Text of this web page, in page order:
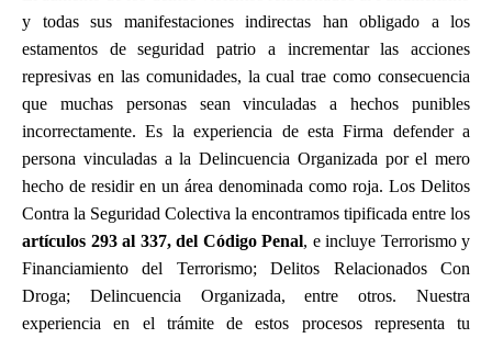
y todas sus manifestaciones indirectas han obligado a los
estamentos de seguridad patrio a incrementar las acciones
represivas en las comunidades, la cual trae como consecuencia
que muchas personas sean vinculadas a hechos punibles
incorrectamente. Es la experiencia de esta Firma defender a
persona vinculadas a la Delincuencia Organizada por el mero
hecho de residir en un área denominada como roja. Los Delitos
Contra la Seguridad Colectiva la encontramos tipificada entre los
artículos 293 al 337, del Código Penal, e incluye Terrorismo y
Financiamiento del Terrorismo; Delitos Relacionados Con
Droga; Delincuencia Organizada, entre otros. Nuestra
experiencia en el trámite de estos procesos representa tu